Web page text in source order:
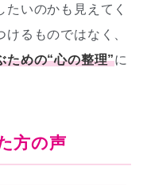
いのかも見えてく
るものではなく、
ための“心の整理”に
方の声